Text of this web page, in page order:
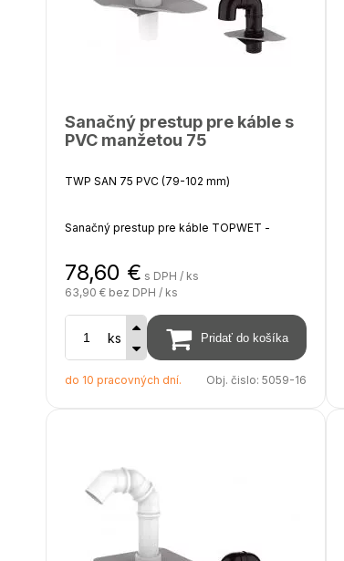
Sanačný prestup pre káble s
PVC manžetou 75
TWP SAN 75 PVC (79-102 mm)
Sanačný prestup pre káble TOPWET -
izoláciu 200 mm, na objednávku možnosť
predĺženia až do 2000 mm
78,60 € s DPH / ks
63,90 € bez DPH / ks
ks
do 10 pracovných dní. Obj. čislo:5059-16